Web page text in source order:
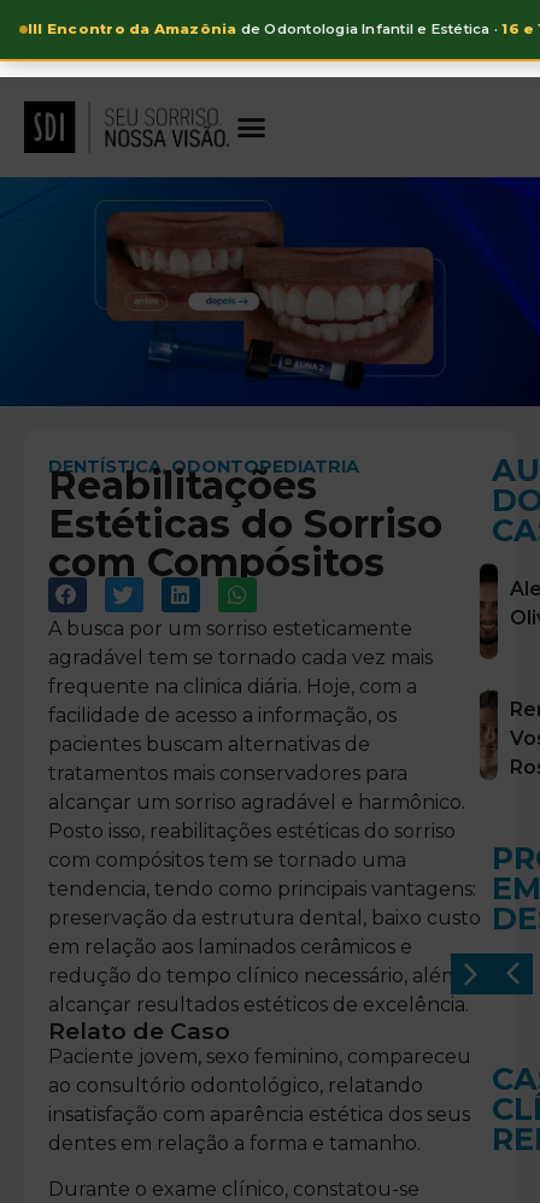
III Encontro da Amazônia de Odontologia Infantil e Estética ·16 e
DENTÍSTICA,ODONTOPEDIATRIA
Reabilitações
Estéticas do Sorriso
com Compósitos
A busca por um sorriso esteticamente
agradável tem se tornado cada vez mais
frequente na clinica diária. Hoje, com a
facilidade de acesso a informação, os
pacientes buscam alternativas de
tratamentos mais conservadores para
alcançar um sorriso agradável e harmônico.
Posto isso, reabilitações estéticas do sorriso
com compósitos tem se tornado uma
tendencia, tendo como principais vantagens:
preservação da estrutura dental, baixo custo
em relação aos laminados cerâmicos e
redução do tempo clínico necessário, além de
alcançar resultados estéticos de excelência.
Relato de Caso
Paciente jovem, sexo feminino, compareceu
ao consultório odontológico, relatando
insatisfação com aparência estética dos seus
dentes em relação a forma e tamanho.
Durante o exame clínico, constatou-se
EM